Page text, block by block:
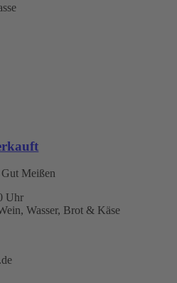
Gut Meißen
Uhr
Wasser, Brot & Käse